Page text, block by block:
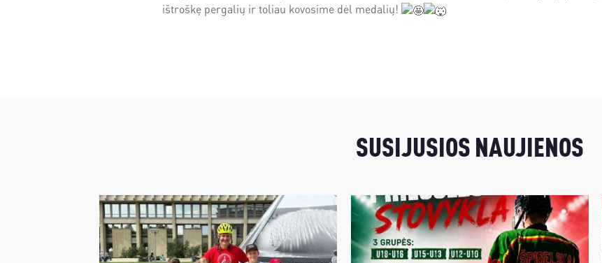
ištroškę pergalių ir toliau kovosime dėl medalių!
SUSIJUSIOS NAUJIENOS